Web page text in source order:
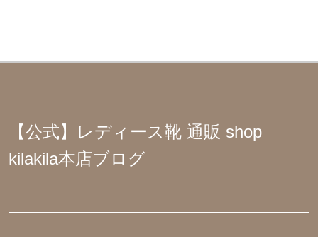
【公式】レディース靴 通販 shop
kilakila本店ブログ